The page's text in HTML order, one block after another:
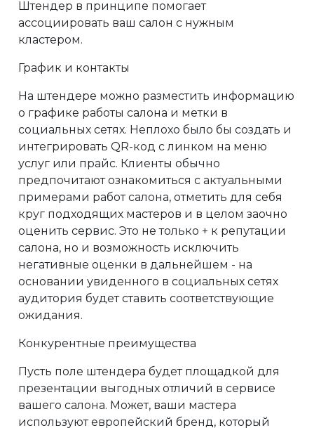
Штендер в принципе помогает
ассоциировать ваш салон с нужным
кластером.
График и контакты
На штендере можно разместить информацию
о графике работы салона и метки в
социальных сетях. Неплохо было бы создать и
интегрировать QR-код с линком на меню
услуг или прайс. Клиенты обычно
предпочитают ознакомиться с актуальными
примерами работ салона, отметить для себя
круг подходящих мастеров и в целом заочно
оценить сервис. Это не только + к репутации
салона, но и возможность исключить
негативные оценки в дальнейшем - на
основании увиденного в социальных сетях
аудитория будет ставить соответствующие
ожидания.
Конкурентные преимущества
Пусть поле штендера будет площадкой для
презентации выгодных отличий в сервисе
вашего салона. Может, ваши мастера
используют европейский бренд, который